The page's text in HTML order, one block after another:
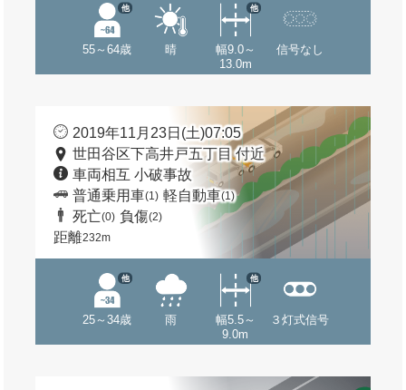
55～64歳
他
晴
幅9.0～
13.0m
他
信号なし
2019年11月23日(土)07:05
世田谷区下高井戸五丁目 付近
車両相互 小破事故
普通乗用車(1) 軽自動車(1)
死亡(0) 負傷(2)
距離232m
25～34歳
他
雨
幅5.5～
9.0m
他
３灯式信号